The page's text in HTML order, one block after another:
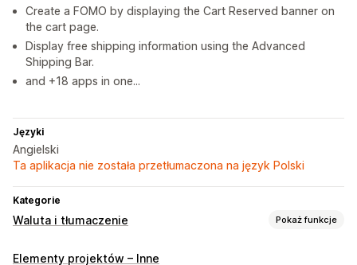
Create a FOMO by displaying the Cart Reserved banner on
the cart page.
Display free shipping information using the Advanced
Shipping Bar.
and +18 apps in one...
Języki
Angielski
Ta aplikacja nie została przetłumaczona na język Polski
Kategorie
Waluta i tłumaczenie Pokaż funkcje
Przeliczanie walut
Elementy projektów – Inne